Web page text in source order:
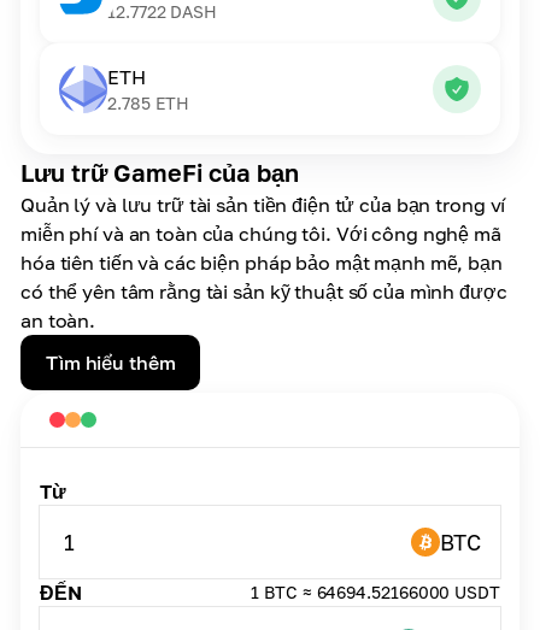
Lưu trữ GameFi của bạn
Quản lý và lưu trữ tài sản tiền điện tử của bạn trong ví
miễn phí và an toàn của chúng tôi. Với công nghệ mã
hóa tiên tiến và các biện pháp bảo mật mạnh mẽ, bạn
có thể yên tâm rằng tài sản kỹ thuật số của mình được
an toàn.
Tìm hiểu thêm
12.7722 DASH
ETH
2.785 ETH
Từ
1 BTC
ĐẾN 1 BTC ≈ 64694.52166000 USDT